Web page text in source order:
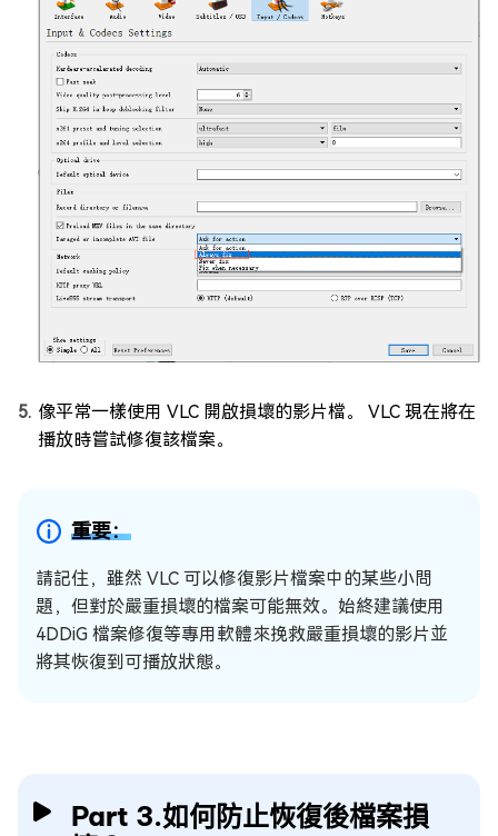
像平常一樣使用 VLC 開啟損壞的影片檔。 VLC 現在將在
播放時嘗試修復該檔案。
重要：
請記住，雖然 VLC 可以修復影片檔案中的某些小問
題，但對於嚴重損壞的檔案可能無效。始終建議使用
4DDiG 檔案修復等專用軟體來挽救嚴重損壞的影片並
將其恢復到可播放狀態。
Part 3.如何防止恢復後檔案損